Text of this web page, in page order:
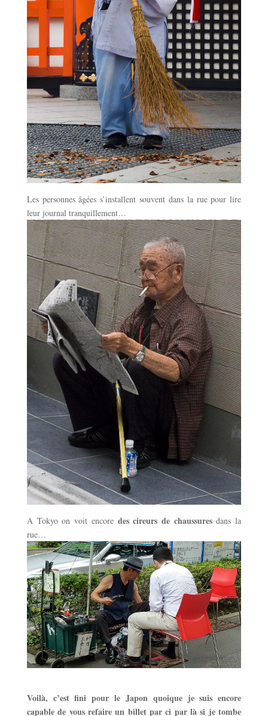
Les personnes âgées s’installent souvent dans la rue pour lire
leur journal tranquillement…
A Tokyo on voit encore des cireurs de chaussuresdans la
rue…
Voilà, c’est fini pour le Japon quoique je suis encore
capable de vous refaire un billet par ci par là si je tombe